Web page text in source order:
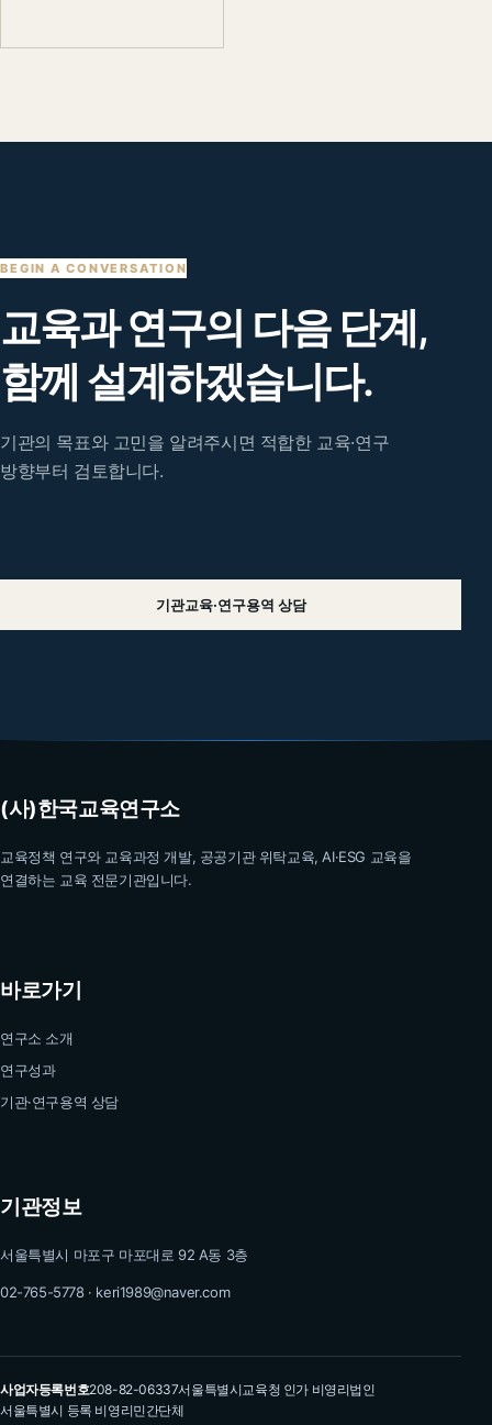
BEGIN A CONVERSATION
교육과 연구의 다음 단계,
함께 설계하겠습니다.
기관의 목표와 고민을 알려주시면 적합한 교육·연구
방향부터 검토합니다.
기관교육·연구용역 상담
(사)한국교육연구소
교육정책 연구와 교육과정 개발, 공공기관 위탁교육, AI·ESG 교육을
연결하는 교육 전문기관입니다.
바로가기
연구소 소개
연구성과
기관·연구용역 상담
기관정보
서울특별시 마포구 마포대로 92 A동 3층
02-765-5778 · keri1989@naver.com
사업자등록번호208-82-06337서울특별시교육청 인가 비영리법인
서울특별시 등록 비영리민간단체